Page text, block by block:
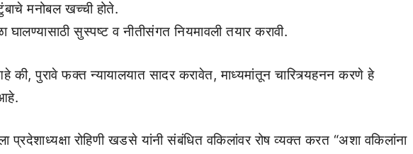
मनोबल खच्ची होते.
सुस्पष्ट व नीतीसंगत नियमावली तयार करावी.
की, पुरावे फक्त न्यायालयात सादर करावेत, माध्यमांतून चारित्र्यहनन करणे हे
प्रदेशाध्यक्षा रोहिणी खडसे यांनी संबंधित वकिलांवर रोष व्यक्त करत “अशा वकिलांना